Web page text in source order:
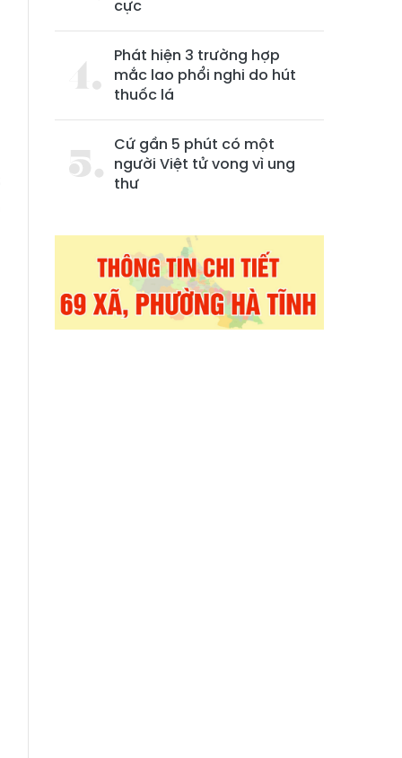
cực
Phát hiện 3 trường hợp
mắc lao phổi nghi do hút
thuốc lá
Cứ gần 5 phút có một
người Việt tử vong vì ung
thư